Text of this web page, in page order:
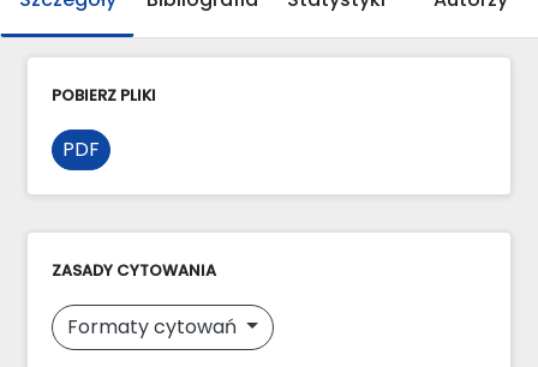
POBIERZ PLIKI
PDF
ZASADY CYTOWANIA
Formaty cytowań